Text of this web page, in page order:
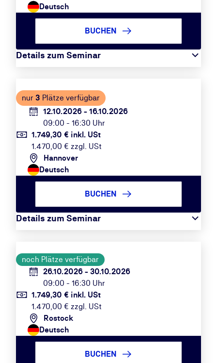
Deutsch
Details zum Seminar
BUCHEN
nur 3 Plätze verfügbar
12.10.2026 - 16.10.2026
09:00 - 16:30 Uhr
1.749,30 € inkl. USt
1.470,00 € zzgl. USt
Hannover
Deutsch
Details zum Seminar
BUCHEN
noch Plätze verfügbar
26.10.2026 - 30.10.2026
09:00 - 16:30 Uhr
1.749,30 € inkl. USt
1.470,00 € zzgl. USt
Rostock
Deutsch
BUCHEN